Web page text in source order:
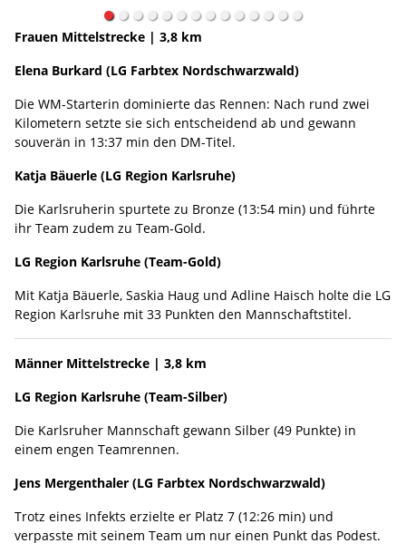
Frauen Mittelstrecke | 3,8 km
Elena Burkard (LG Farbtex Nordschwarzwald)
Die WM-Starterin dominierte das Rennen: Nach rund zwei
Kilometern setzte sie sich entscheidend ab und gewann
souverän in 13:37 min den DM-Titel.
Katja Bäuerle (LG Region Karlsruhe)
Die Karlsruherin spurtete zu Bronze (13:54 min) und führte
ihr Team zudem zu Team-Gold.
LG Region Karlsruhe (Team-Gold)
Mit Katja Bäuerle, Saskia Haug und Adline Haisch holte die LG
Region Karlsruhe mit 33 Punkten den Mannschaftstitel.
Männer Mittelstrecke | 3,8 km
LG Region Karlsruhe (Team-Silber)
Die Karlsruher Mannschaft gewann Silber (49 Punkte) in
einem engen Teamrennen.
Jens Mergenthaler (LG Farbtex Nordschwarzwald)
Trotz eines Infekts erzielte er Platz 7 (12:26 min) und
verpasste mit seinem Team um nur einen Punkt das Podest.